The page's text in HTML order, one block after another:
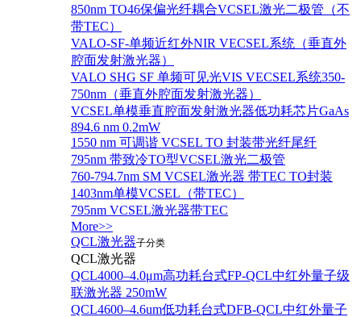
850nm TO46保偏光纤耦合VCSEL激光二极管（不
带TEC）
VALO-SF-单频近红外NIR VECSEL系统（垂直外
腔面发射激光器）
VALO SHG SF 单频可见光VIS VECSEL系统350-
750nm（垂直外腔面发射激光器）
VCSEL单模垂直腔面发射激光器低功耗芯片GaAs
894.6 nm 0.2mW
1550 nm 可调谐 VCSEL TO 封装带光纤尾纤
795nm 带致冷TO型VCSEL激光二极管
760-794.7nm SM VCSEL激光器 带TEC TO封装
1403nm单模VCSEL（带TEC）
795nm VCSEL激光器带TEC
More>>
QCL激光器子分类
QCL激光器
QCL4000–4.0μm高功耗台式FP-QCL中红外量子级
联激光器 250mW
QCL4600–4.6um低功耗台式DFB-QCL中红外量子